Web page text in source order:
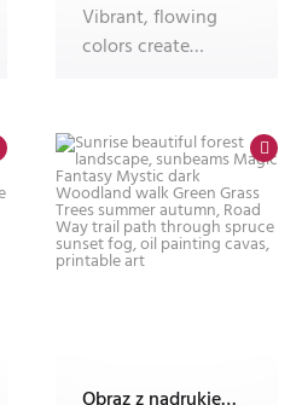
Vibrant, flowing
colors create
Obraz z nadrukiem Dec'n'Roll, fotoobraz